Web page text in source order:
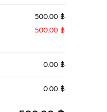
500.00 ฿
500.00 ฿
0.00 ฿
0.00 ฿